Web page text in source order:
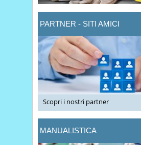
PARTNER - SITI AMICI
Scopri i nostri partner
MANUALISTICA